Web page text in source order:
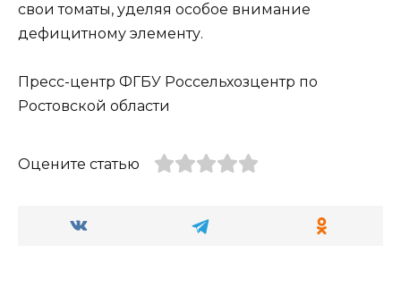
свои томаты, уделяя особое внимание
дефицитному элементу.
Пресс-центр ФГБУ Россельхозцентр по
Ростовской области
Оцените статью